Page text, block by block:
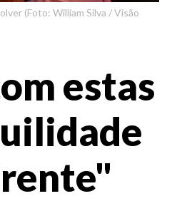
(Foto: William Silva / Visão
estas